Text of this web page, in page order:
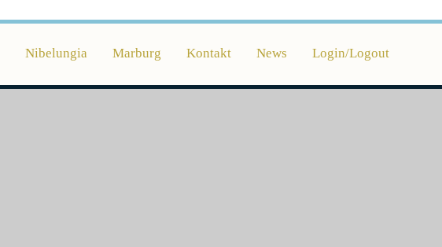
Nibelungia Marburg Kontakt News Login/Logout